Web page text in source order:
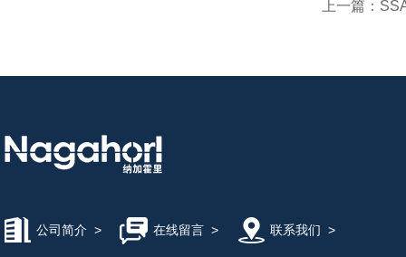
上一篇：
公司简介 > 在线留言> 联系我们 >